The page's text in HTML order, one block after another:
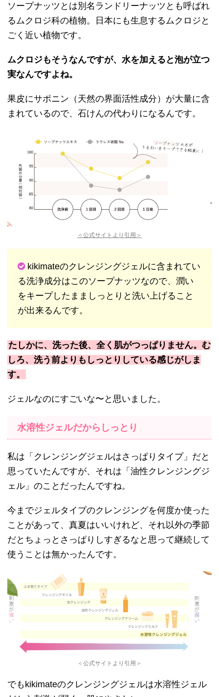
ソープナッツとは別名ランドリーナッツとも呼ばれ
るムクロジ科の植物。日本にも生息するムクロジと
ごく近い植物です。
ムクロジもそうなんですが、水を加えると泡が立つ
実なんですよね。
果皮にサポニン（天然の界面活性成分）が大量に含
まれているので、石けんの代わりになるんです。
＜公式サイトより引用＞
kikimateのクレンジングジェルに含まれてい
る洗浄成分はこのソープナッツなので、潤い
をキープしたまましっとりと洗い上げること
が出来るんです。
たしかに、洗った後、全く肌がつっぱりません。む
しろ、洗う前よりもしっとりしている感じがしま
す。
ジェルなのにすごいな〜と思いました。
水溶性ジェルだからしっとり
私は「クレンジングジェルはさっぱりタイプ」だと
思っていたんですが、それは「油性クレンジングジ
ェル」のことだったんですね。
今までジェルタイプのクレンジングを何度か使った
ことがあって、真夏はいいけれど、それ以外の季節
だとちょっとさっぱりしすぎるなと思って継続して
使うことは無かったんです。
＜公式サイトより引用＞
でもkikimateのクレンジングジェルは水溶性ジェル